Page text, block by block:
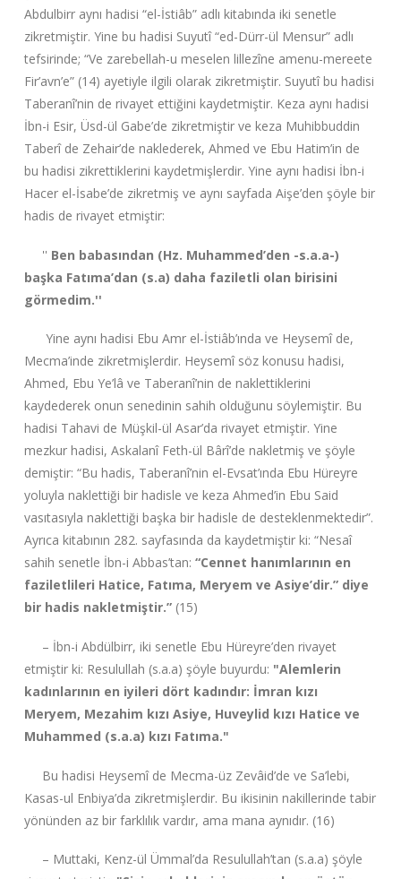
Abdulbirr aynı hadisi “el-İstiâb” adlı kitabında iki senetle
zikretmiştir. Yine bu hadisi Suyutî “ed-Dürr-ül Mensur” adlı
tefsirinde; “Ve zarebellah-u meselen lillezîne amenu-mereete
Fir’avn’e” (14) ayetiyle ilgili olarak zikretmiştir. Suyutî bu hadisi
Taberanî’nin de rivayet ettiğini kaydetmiştir. Keza aynı hadisi
İbn-i Esir, Üsd-ül Gabe’de zikretmiştir ve keza Muhibbuddin
Taberî de Zehair’de naklederek, Ahmed ve Ebu Hatim’in de
bu hadisi zikrettiklerini kaydetmişlerdir. Yine aynı hadisi İbn-i
Hacer el-İsabe’de zikretmiş ve aynı sayfada Aişe’den şöyle bir
hadis de rivayet etmiştir:
'' Ben babasından (Hz. Muhammed’den -s.a.a-)
başka Fatıma’dan (s.a) daha faziletli olan birisini
görmedim.''
Yine aynı hadisi Ebu Amr el-İstiâb’ında ve Heysemî de,
Mecma’inde zikretmişlerdir. Heysemî söz konusu hadisi,
Ahmed, Ebu Ye’lâ ve Taberanî’nin de naklettiklerini
kaydederek onun senedinin sahih olduğunu söylemiştir. Bu
hadisi Tahavi de Müşkil-ül Asar’da rivayet etmiştir. Yine
mezkur hadisi, Askalanî Feth-ül Bârî’de nakletmiş ve şöyle
demiştir: “Bu hadis, Taberanî’nin el-Evsat’ında Ebu Hüreyre
yoluyla naklettiği bir hadisle ve keza Ahmed’in Ebu Said
vasıtasıyla naklettiği başka bir hadisle de desteklenmektedir”.
Ayrıca kitabının 282. sayfasında da kaydetmiştir ki: “Nesaî
sahih senetle İbn-i Abbas’tan: “Cennet hanımlarının en
faziletlileri Hatice, Fatıma, Meryem ve Asiye’dir.” diye
bir hadis nakletmiştir.”(15)
– İbn-i Abdülbirr, iki senetle Ebu Hüreyre’den rivayet
etmiştir ki: Resulullah (s.a.a) şöyle buyurdu: "Alemlerin
kadınlarının en iyileri dört kadındır: İmran kızı
Meryem, Mezahim kızı Asiye, Huveylid kızı Hatice ve
Muhammed (s.a.a) kızı Fatıma."
Bu hadisi Heysemî de Mecma-üz Zevâid’de ve Sa’lebi,
Kasas-ul Enbiya’da zikretmişlerdir. Bu ikisinin nakillerinde tabir
yönünden az bir farklılık vardır, ama mana aynıdır. (16)
– Muttaki, Kenz-ül Ümmal’da Resulullah’tan (s.a.a) şöyle